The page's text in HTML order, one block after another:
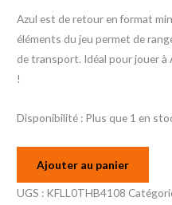
Azul est de retour en format
éléments du jeu permet de
de transport. Idéal pour jouer à
!
Disponibilité : Plus que 1 en
Ajouter au panier
UGS : KFLL0THB4108